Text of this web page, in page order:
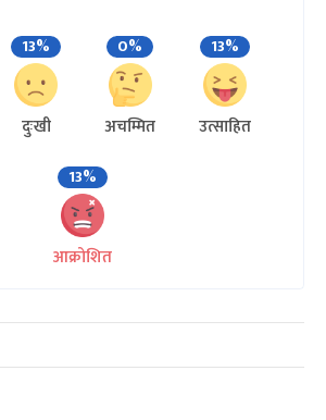
13%
दुःखी
0%
अचम्मित
13%
उत्साहित
13%
आक्रोशित